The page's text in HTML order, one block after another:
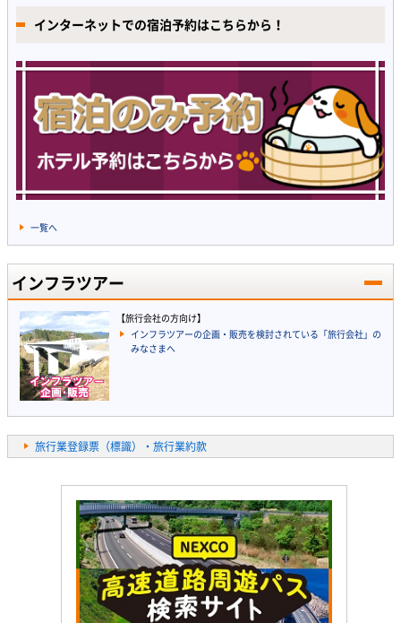
インターネットでの宿泊予約はこちらから！
一覧へ
インフラツアー
【旅行会社の方向け】
インフラツアーの企画・販売を検討されている「旅行会社」の
みなさまへ
旅行業登録票（標識）・旅行業約款